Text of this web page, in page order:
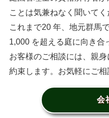
ことは気兼ねなく聞いてく
これまで20 年、地元群馬
1,000 を超える庭に向き合
お客様のご相談には、親
約束します。お気軽にご相
会